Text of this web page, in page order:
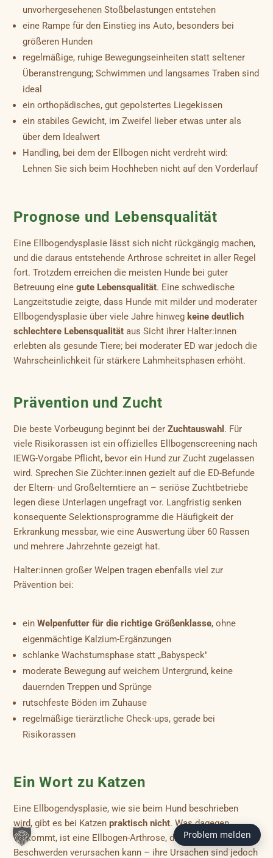
unvorhergesehenen Stoßbelastungen entstehen
eine Rampe für den Einstieg ins Auto, besonders bei
größeren Hunden
regelmäßige, ruhige Bewegungseinheiten statt seltener
Überanstrengung; Schwimmen und langsames Traben sind
ideal
ein orthopädisches, gut gepolstertes Liegekissen
ein stabiles Gewicht, im Zweifel lieber etwas unter als
über dem Idealwert
Handling, bei dem der Ellbogen nicht verdreht wird:
Lehnen Sie sich beim Hochheben nicht auf den Vorderlauf
Prognose und Lebensqualität
Eine Ellbogendysplasie lässt sich nicht rückgängig machen,
und die daraus entstehende Arthrose schreitet in aller Regel
fort. Trotzdem erreichen die meisten Hunde bei guter
Betreuung einegute Lebensqualität. Eine schwedische
Langzeitstudie zeigte, dass Hunde mit milder und moderater
Ellbogendysplasie über viele Jahre hinweg keine deutlich
schlechtere Lebensqualität aus Sicht ihrer Halter:innen
erlebten als gesunde Tiere; bei moderater ED war jedoch die
Wahrscheinlichkeit für stärkere Lahmheitsphasen erhöht.
Prävention und Zucht
Die beste Vorbeugung beginnt bei derZuchtauswahl . Für
viele Risikorassen ist ein offizielles Ellbogenscreening nach
IEWG-Vorgabe Pflicht, bevor ein Hund zur Zucht zugelassen
wird. Sprechen Sie Züchter:innen gezielt auf die ED-Befunde
der Eltern- und Großelterntiere an – seriöse Zuchtbetriebe
legen diese Unterlagen ungefragt vor. Langfristig senken
konsequente Selektionsprogramme die Häufigkeit der
Erkrankung messbar, wie eine Auswertung über 60 Rassen
und mehrere Jahrzehnte gezeigt hat.
Halter:innen großer Welpen tragen ebenfalls viel zur
Prävention bei:
einWelpenfutter für die richtige Größenklasse, ohne
eigenmächtige Kalzium-Ergänzungen
schlanke Wachstumsphase statt „Babyspeck"
moderate Bewegung auf weichem Untergrund, keine
dauernden Treppen und Sprünge
rutschfeste Böden im Zuhause
regelmäßige tierärztliche Check-ups, gerade bei
Risikorassen
Ein Wort zu Katzen
Eine Ellbogendysplasie, wie sie beim Hund beschrieben
wird, gibt es bei Katzenpraktisch nicht. Was dagegen
vorkommt, ist eine Ellbogen-Arthrose, die vor allem im Alter
Beschwerden verursachen kann – ihre Ursachen sind jedoch
Problem melden